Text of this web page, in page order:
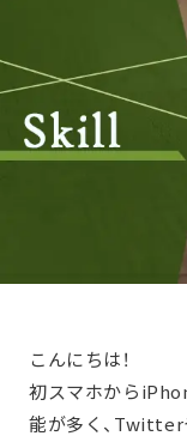
こんにちは！
初スマホから
能が多く、